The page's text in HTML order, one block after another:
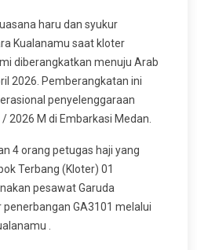
haru dan syukur
Kualanamu saat kloter
diberangkatkan menuju Arab
2026. Pemberangkatan ini
penyelenggaraan
2026 M di Embarkasi Medan.
4 orang petugas haji yang
Terbang (Kloter) 01
pesawat Garuda
penerbangan GA3101 melalui
.